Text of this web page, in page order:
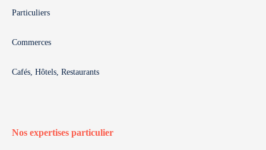
Particuliers
Commerces
Cafés, Hôtels, Restaurants
Nos expertises particulier